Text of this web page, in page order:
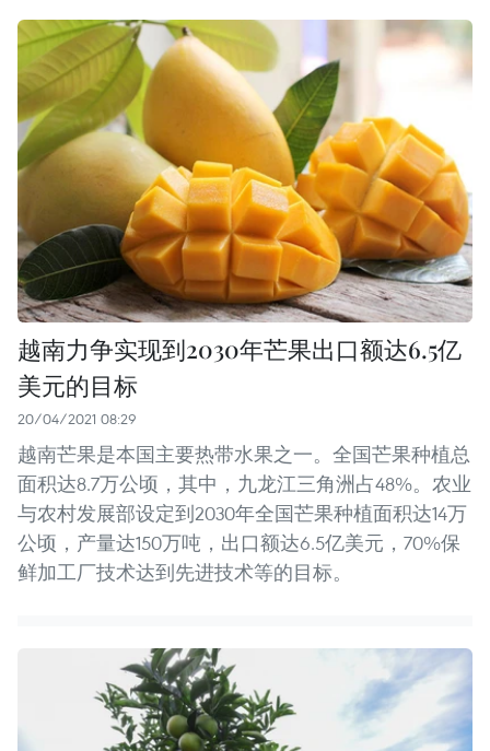
越南力争实现到2030年芒果出口额达6.5亿
美元的目标
20/04/2021 08:29
越南芒果是本国主要热带水果之一。全国芒果种植总
面积达8.7万公顷，其中，九龙江三角洲占48%。农业
与农村发展部设定到2030年全国芒果种植面积达14万
公顷，产量达150万吨，出口额达6.5亿美元，70%保
鲜加工厂技术达到先进技术等的目标。